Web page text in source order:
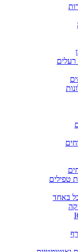
רעלים
טפילים
באחד